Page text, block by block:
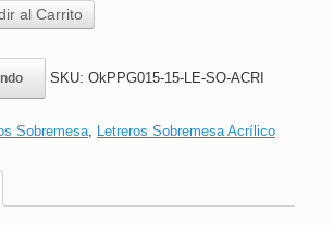
al Carrito
SKU: OkPPG015-15-LE-SO-ACRI
Sobremesa, Letreros Sobremesa Acrílico